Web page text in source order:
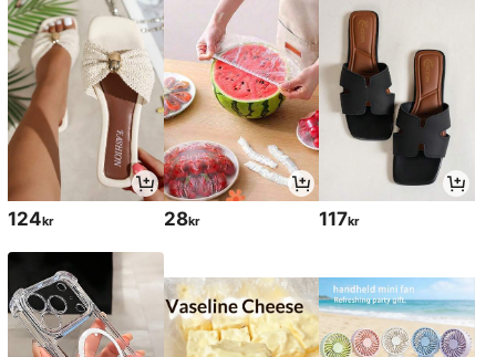
124kr 28kr 117kr